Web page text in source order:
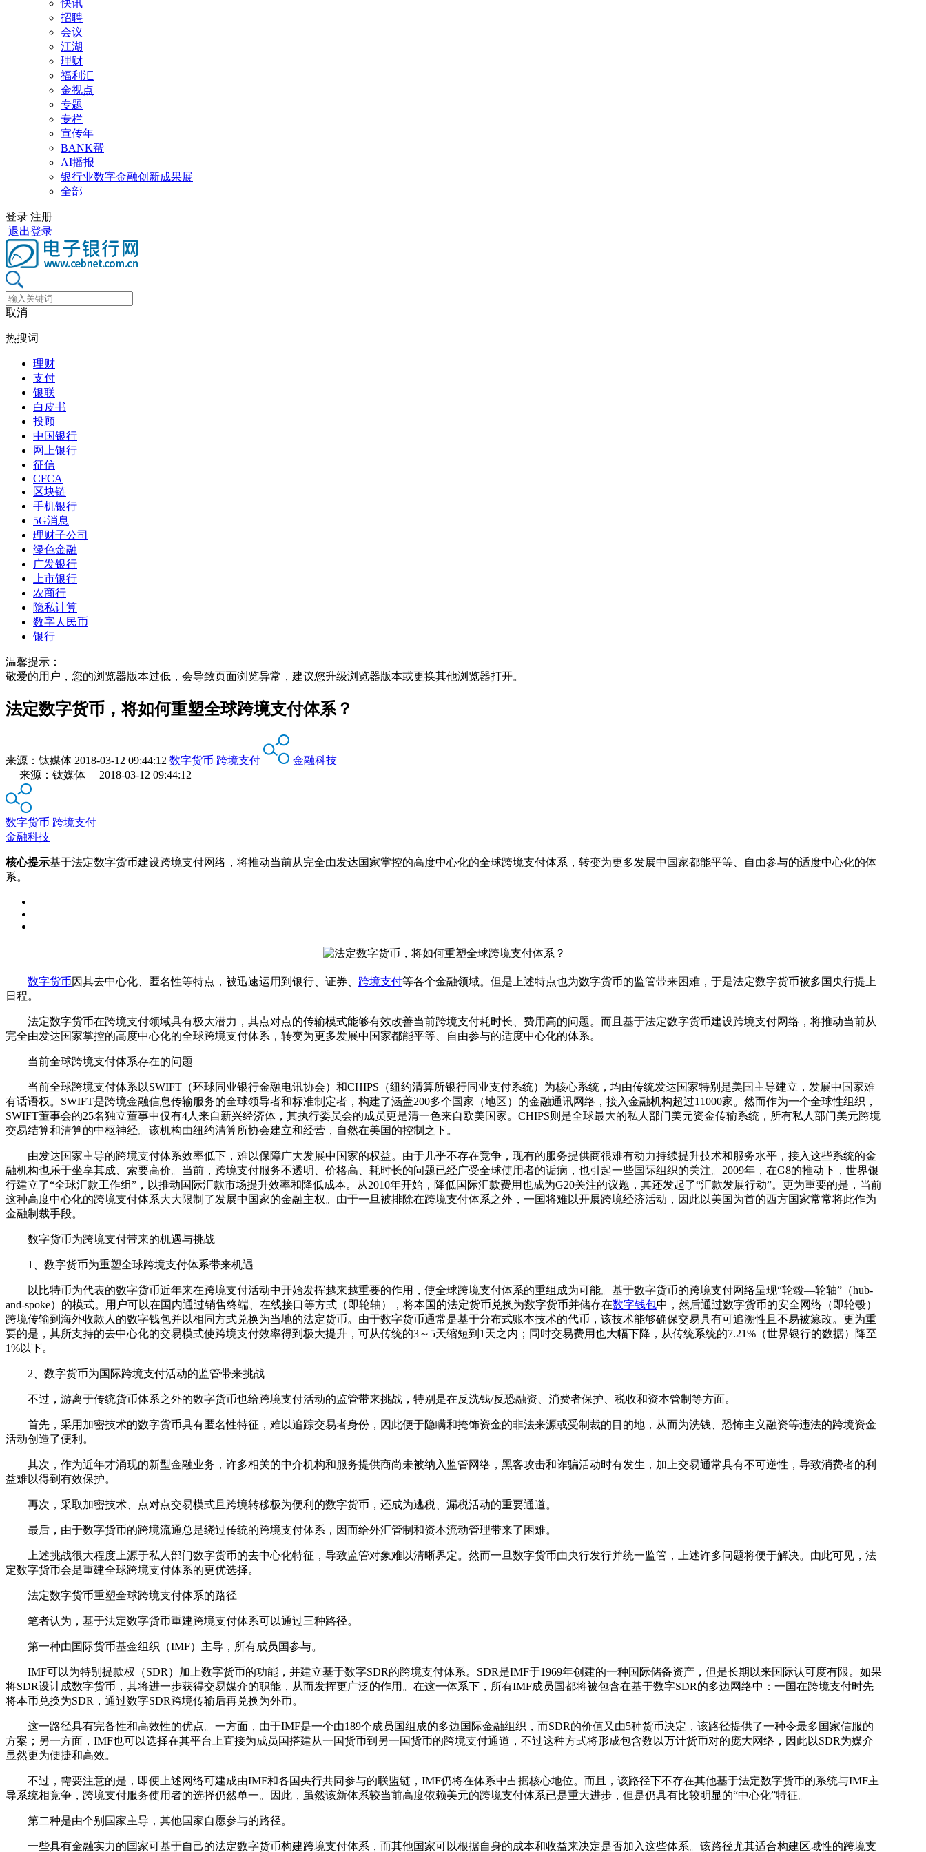
快讯
招聘
会议
江湖
理财
福利汇
金视点
专题
专栏
宣传年
BANK帮
AI播报
银行业数字金融创新成果展
全部
登录 注册
退出登录
取消
热搜词
理财
支付
银联
白皮书
投顾
中国银行
网上银行
征信
CFCA
区块链
手机银行
5G消息
理财子公司
绿色金融
广发银行
上市银行
农商行
隐私计算
数字人民币
银行
温馨提示：
敬爱的用户，您的浏览器版本过低，会导致页面浏览异常，建议您升级浏览器版本或更换其他浏览器打开。
法定数字货币，将如何重塑全球跨境支付体系？
来源： 钛媒体 2018-03-12 09:44:12 数字货币 跨境支付
金融科技
来源：钛媒体 2018-03-12 09:44:12
数字货币 跨境支付
金融科技
核心提示基于法定数字货币建设跨境支付网络，将推动当前从完全由发达国家掌控的高度中心化的全球跨境支付体系，转变为更多发展中国家都能平等、自由参与的适度中心化的体
系。
数字货币因其去中心化、匿名性等特点，被迅速运用到银行、证券、 跨境支付等各个金融领域。但是上述特点也为数字货币的监管带来困难，于是法定数字货币被多国央行提上
日程。
法定数字货币在跨境支付领域具有极大潜力，其点对点的传输模式能够有效改善当前跨境支付耗时长、费用高的问题。而且基于法定数字货币建设跨境支付网络，将推动当前从
完全由发达国家掌控的高度中心化的全球跨境支付体系，转变为更多发展中国家都能平等、自由参与的适度中心化的体系。
当前全球跨境支付体系存在的问题
当前全球跨境支付体系以SWIFT（环球同业银行金融电讯协会）和CHIPS（纽约清算所银行同业支付系统）为核心系统，均由传统发达国家特别是美国主导建立，发展中国家难
有话语权。SWIFT是跨境金融信息传输服务的全球领导者和标准制定者，构建了涵盖200多个国家（地区）的金融通讯网络，接入金融机构超过11000家。然而作为一个全球性组织，
SWIFT董事会的25名独立董事中仅有4人来自新兴经济体，其执行委员会的成员更是清一色来自欧美国家。CHIPS则是全球最大的私人部门美元资金传输系统，所有私人部门美元跨境
交易结算和清算的中枢神经。该机构由纽约清算所协会建立和经营，自然在美国的控制之下。
由发达国家主导的跨境支付体系效率低下，难以保障广大发展中国家的权益。由于几乎不存在竞争，现有的服务提供商很难有动力持续提升技术和服务水平，接入这些系统的金
融机构也乐于坐享其成、索要高价。当前，跨境支付服务不透明、价格高、耗时长的问题已经广受全球使用者的诟病，也引起一些国际组织的关注。2009年，在G8的推动下，世界银
行建立了“全球汇款工作组”，以推动国际汇款市场提升效率和降低成本。从2010年开始，降低国际汇款费用也成为G20关注的议题，其还发起了“汇款发展行动”。更为重要的是，当前
这种高度中心化的跨境支付体系大大限制了发展中国家的金融主权。由于一旦被排除在跨境支付体系之外，一国将难以开展跨境经济活动，因此以美国为首的西方国家常常将此作为
金融制裁手段。
数字货币为跨境支付带来的机遇与挑战
1、数字货币为重塑全球跨境支付体系带来机遇
以比特币为代表的数字货币近年来在跨境支付活动中开始发挥越来越重要的作用，使全球跨境支付体系的重组成为可能。基于数字货币的跨境支付网络呈现“轮毂—轮轴”（hub-
and-spoke）的模式。用户可以在国内通过销售终端、在线接口等方式（即轮轴），将本国的法定货币兑换为数字货币并储存在数字钱包中，然后通过数字货币的安全网络（即轮毂）
跨境传输到海外收款人的数字钱包并以相同方式兑换为当地的法定货币。由于数字货币通常是基于分布式账本技术的代币，该技术能够确保交易具有可追溯性且不易被篡改。更为重
要的是，其所支持的去中心化的交易模式使跨境支付效率得到极大提升，可从传统的3～5天缩短到1天之内；同时交易费用也大幅下降，从传统系统的7.21%（世界银行的数据）降至
1%以下。
2、数字货币为国际跨境支付活动的监管带来挑战
不过，游离于传统货币体系之外的数字货币也给跨境支付活动的监管带来挑战，特别是在反洗钱/反恐融资、消费者保护、税收和资本管制等方面。
首先，采用加密技术的数字货币具有匿名性特征，难以追踪交易者身份，因此便于隐瞒和掩饰资金的非法来源或受制裁的目的地，从而为洗钱、恐怖主义融资等违法的跨境资金
活动创造了便利。
其次，作为近年才涌现的新型金融业务，许多相关的中介机构和服务提供商尚未被纳入监管网络，黑客攻击和诈骗活动时有发生，加上交易通常具有不可逆性，导致消费者的利
益难以得到有效保护。
再次，采取加密技术、点对点交易模式且跨境转移极为便利的数字货币，还成为逃税、漏税活动的重要通道。
最后，由于数字货币的跨境流通总是绕过传统的跨境支付体系，因而给外汇管制和资本流动管理带来了困难。
上述挑战很大程度上源于私人部门数字货币的去中心化特征，导致监管对象难以清晰界定。然而一旦数字货币由央行发行并统一监管，上述许多问题将便于解决。由此可见，法
定数字货币会是重建全球跨境支付体系的更优选择。
法定数字货币重塑全球跨境支付体系的路径
笔者认为，基于法定数字货币重建跨境支付体系可以通过三种路径。
第一种由国际货币基金组织（IMF）主导，所有成员国参与。
IMF可以为特别提款权（SDR）加上数字货币的功能，并建立基于数字SDR的跨境支付体系。SDR是IMF于1969年创建的一种国际储备资产，但是长期以来国际认可度有限。如果
将SDR设计成数字货币，其将进一步获得交易媒介的职能，从而发挥更广泛的作用。在这一体系下，所有IMF成员国都将被包含在基于数字SDR的多边网络中：一国在跨境支付时先
将本币兑换为SDR，通过数字SDR跨境传输后再兑换为外币。
这一路径具有完备性和高效性的优点。一方面，由于IMF是一个由189个成员国组成的多边国际金融组织，而SDR的价值又由5种货币决定，该路径提供了一种令最多国家信服的
方案；另一方面，IMF也可以选择在其平台上直接为成员国搭建从一国货币到另一国货币的跨境支付通道，不过这种方式将形成包含数以万计货币对的庞大网络，因此以SDR为媒介
显然更为便捷和高效。
不过，需要注意的是，即便上述网络可建成由IMF和各国央行共同参与的联盟链，IMF仍将在体系中占据核心地位。而且，该路径下不存在其他基于法定数字货币的系统与IMF主
导系统相竞争，跨境支付服务使用者的选择仍然单一。因此，虽然该新体系较当前高度依赖美元的跨境支付体系已是重大进步，但是仍具有比较明显的“中心化”特征。
第二种是由个别国家主导，其他国家自愿参与的路径。
一些具有金融实力的国家可基于自己的法定数字货币构建跨境支付体系，而其他国家可以根据自身的成本和收益来决定是否加入这些体系。该路径尤其适合构建区域性的跨境支